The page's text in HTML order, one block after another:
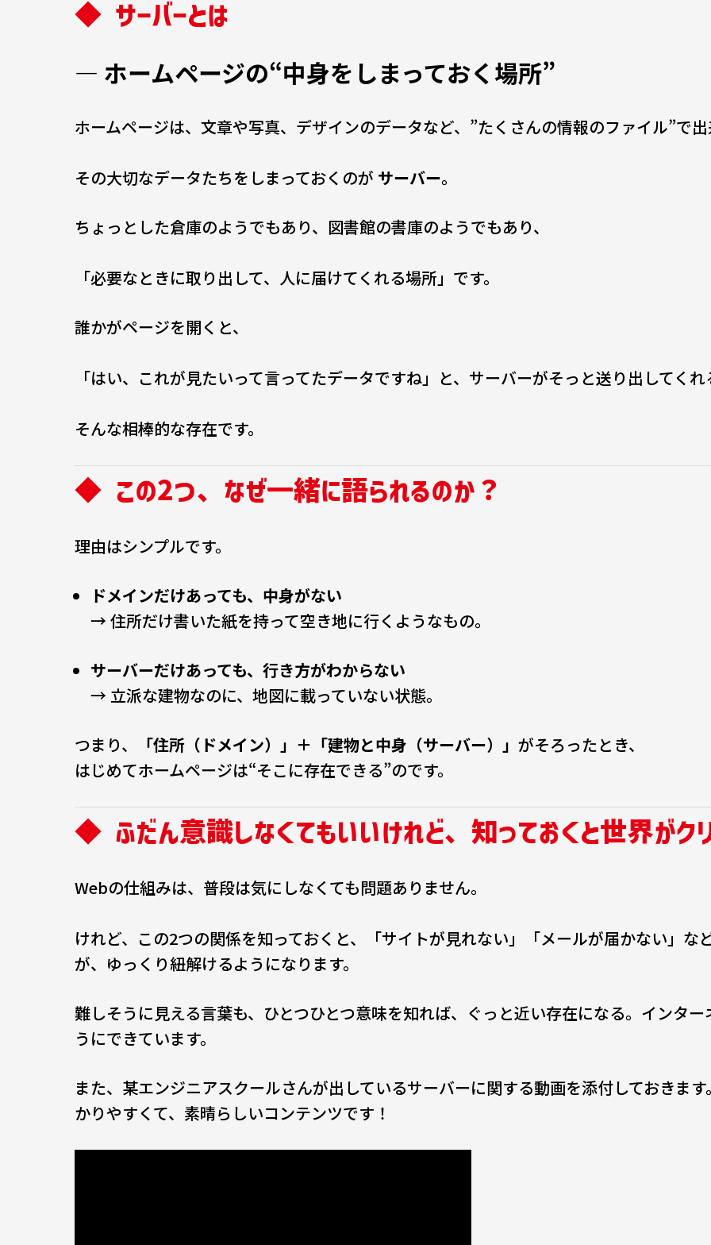
◆ サーバーとは
― ホームページの“中身をしまっておく場所”
ホームページは、文章や写真、デザインのデータなど、”たくさんの情報のファイル”で
その大切なデータたちをしまっておくのが サーバー。
ちょっとした倉庫のようでもあり、図書館の書庫のようでもあり、
「必要なときに取り出して、人に届けてくれる場所」です。
誰かがページを開くと、
「はい、これが見たいって言ってたデータですね」と、サーバーがそっと送り出してくれ
そんな相棒的な存在です。
◆ この2つ、なぜ一緒に語られるのか？
理由はシンプルです。
ドメインだけあっても、中身がない
→ 住所だけ書いた紙を持って空き地に行くようなもの。
サーバーだけあっても、行き方がわからない
→ 立派な建物なのに、地図に載っていない状態。
つまり、 「住所（ドメイン）」＋「建物と中身（サーバー）」 がそろったとき、
はじめてホームページは“そこに存在できる”のです。
◆ ふだん意識しなくてもいいけれど、知っておくと世界がク
Webの仕組みは、普段は気にしなくても問題ありません。
けれど、この2つの関係を知っておくと、「サイトが見れない」「メールが届かない」な
が、ゆっくり紐解けるようになります。
難しそうに見える言葉も、ひとつひとつ意味を知れば、ぐっと近い存在になる。インタ
うにできています。
また、某エンジニアスクールさんが出しているサーバーに関する動画を添付しておきま
かりやすくて、素晴らしいコンテンツです！